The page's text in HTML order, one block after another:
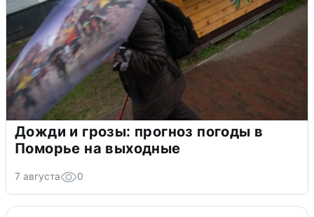
Дожди и грозы: прогноз погоды в
Поморье на выходные
7 августа 0